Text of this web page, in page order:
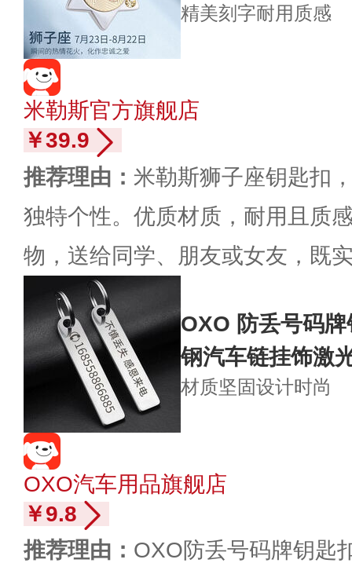
精美刻字耐用质感
米勒斯官方旗舰店
￥39.9
推荐理由： 米勒斯狮子座钥匙扣
独特个性。优质材质，耐用且质
物，送给同学、朋友或女友，既
OXO 防丢号码
钢汽车链挂饰激
材质坚固设计时尚
OXO汽车用品旗舰店
￥9.8
推荐理由： OXO防丢号码牌钥匙